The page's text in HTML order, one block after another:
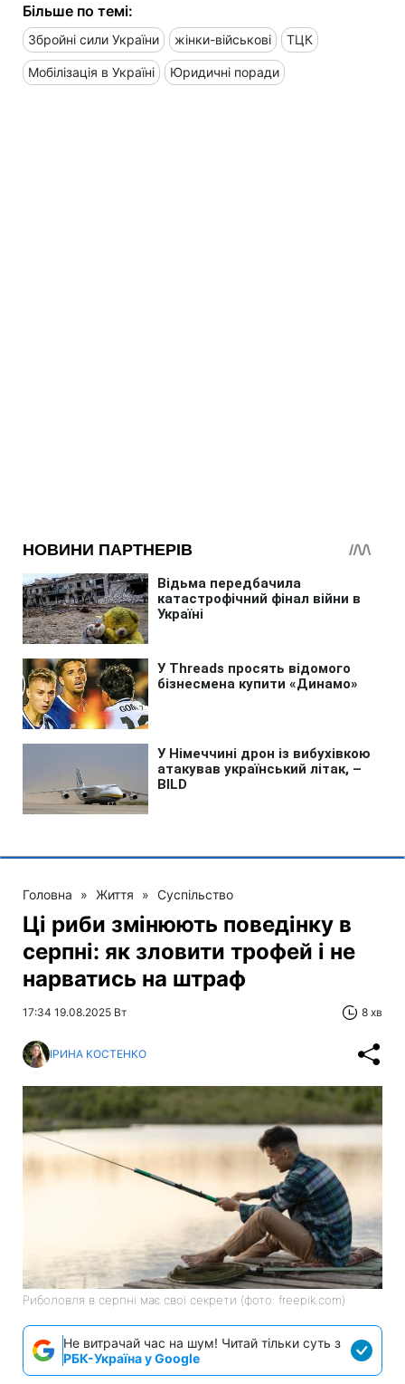
Більше по темі:
Збройні сили України жінки-військові ТЦК
Мобілізація в Україні Юридичні поради
Головна » Життя » Суспільство
Ці риби змінюють поведінку в
серпні: як зловити трофей і не
нарватись на штраф
17:34 19.08.2025 Вт 8 хв
ІРИНА КОСТЕНКО
Риболовля в серпні має свої секрети (фото: freepik.com)
Не витрачай час на шум! Читай тільки суть з
РБК-Україна у Google